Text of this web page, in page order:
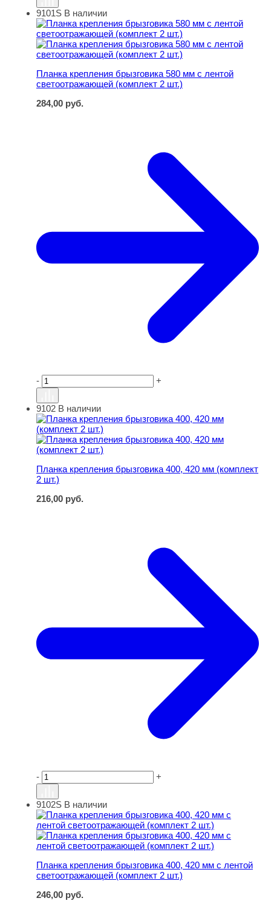
Планка крепления брызговика 580 мм с лентой
9101S В наличии
Планка крепления брызговика 580 мм с лентой
светоотражающей (комплект 2 шт.)
284,00 руб.
- +
Планка крепления брызговика 400, 420 мм (комплект 2
9102 В наличии
Планка крепления брызговика 400, 420 мм (комплект
2 шт.)
216,00 руб.
- +
Планка крепления брызговика 400, 420 мм с лентой
9102S В наличии
Планка крепления брызговика 400, 420 мм с лентой
светоотражающей (комплект 2 шт.)
246,00 руб.